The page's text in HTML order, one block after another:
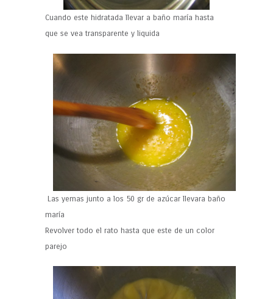
Cuando este hidratada llevar a baño maría hasta
que se vea transparente y liquida
Las yemas junto a los 50 gr de azúcar llevara baño
maría
Revolver todo el rato hasta que este de un color
parejo